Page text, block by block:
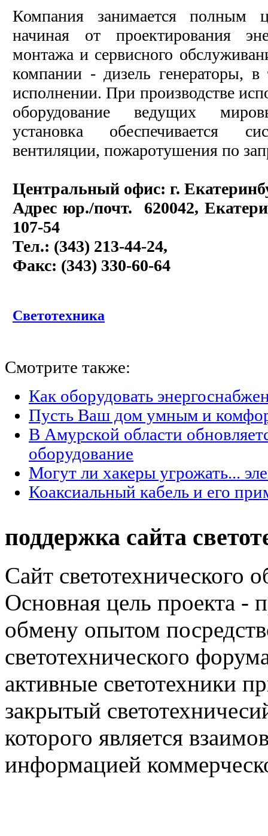
Компания занимается полным
начиная от проектирования
монтажа и сервисного
компании - дизель генераторы,
исполнении. При производстве
оборудование ведущих
установка обеспечивается
вентиляции, пожаротушения по
Центральный офис: г.
Адрес юр./почт. 620042,
107-54
Тел.: (343) 213-44-24,
Факс: (343) 330-60-64
Светотехника
Смотрите также:
Как оборудовать
Пусть Ваш дом умным и
В Амурской области
оборудование
Могут ли хакеры угрожать...
Коаксиальный кабель и его
поддержка сайта
Сайт светотехнического
Основная цель проекта -
обмену опытом
светотехнического
активные светотехники
закрытый
которого является
информацией